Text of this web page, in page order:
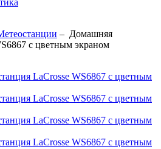
– Домашняя
с цветным экраном